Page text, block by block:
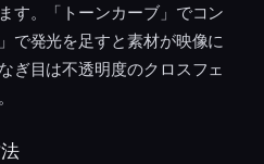
す。「トーンカーブ」でコン
で発光を足すと素材が映像に
ぎ目は不透明度のクロスフェ